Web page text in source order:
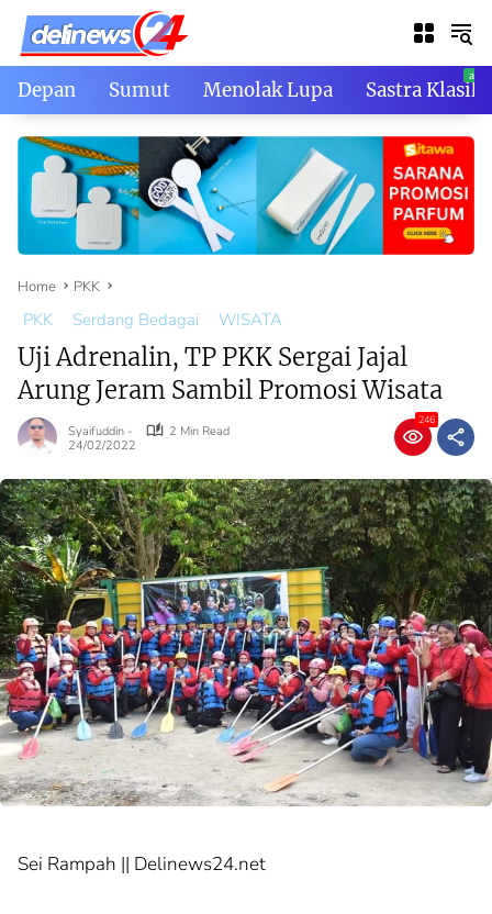
Skip
content
Depan Sumut Menolak Lupa Sastra Klasik
Home PKK
PKK Serdang Bedagai WISATA
Uji Adrenalin, TP PKK Sergai Jajal
Arung Jeram Sambil Promosi Wisata
Syaifuddin -
2 Min Read
24/02/2022
246
Sei Rampah || Delinews24.net